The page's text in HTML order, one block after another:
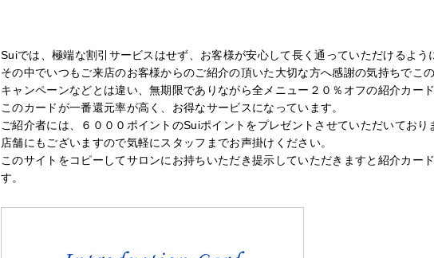
Suiでは、極端な割引サービスはせず、お客様が安心して長く通っていただけるよう
その中でいつもご来店のお客様からのご紹介の頂いた大切な方へ感謝の気持ちでこ
キャンペーンなどとは違い、無期限でありながら全メニュー２０％オフの紹介カード
このカードが一番還元率が高く、お得なサービスになっています。
ご紹介者には、６０００ポイントのSuiポイントをプレゼントさせていただいており
店舗にもございますので気軽にスタッフまでお声掛けください。
このサイトをコピーしてサロンにお持ちいただき提示していただきますと紹介カー
す。